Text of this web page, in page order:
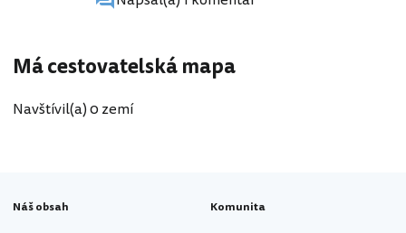
Má cestovatelská mapa
Navštívil(a) 0 zemí
Náš obsah Komunita